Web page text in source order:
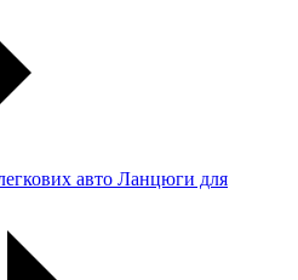
Ланцюги для